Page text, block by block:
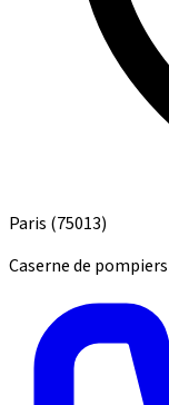
Paris (75013)
Caserne de pompiers